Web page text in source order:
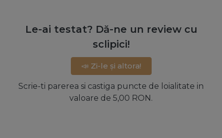
Le-ai testat? Dă-ne un review cu
sclipici!
📣 Zi-le și altora!
Scrie-ti parerea si castiga puncte de loialitate in
valoare de 5,00 RON.